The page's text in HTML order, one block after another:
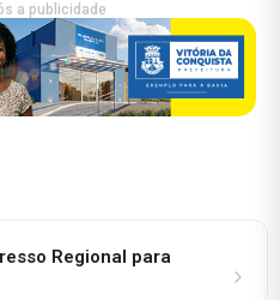
a publicidade
Regional para